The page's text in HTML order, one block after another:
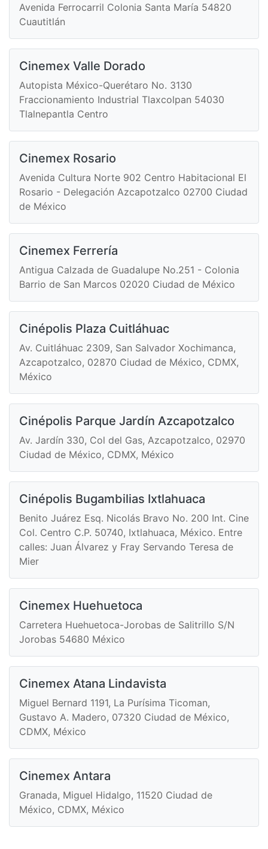
Avenida Ferrocarril Colonia Santa María 54820
Cuautitlán
Cinemex Valle Dorado
Autopista México-Querétaro No. 3130
Fraccionamiento Industrial Tlaxcolpan 54030
Tlalnepantla Centro
Cinemex Rosario
Avenida Cultura Norte 902 Centro Habitacional El
Rosario - Delegación Azcapotzalco 02700 Ciudad
de México
Cinemex Ferrería
Antigua Calzada de Guadalupe No.251 - Colonia
Barrio de San Marcos 02020 Ciudad de México
Cinépolis Plaza Cuitláhuac
Av. Cuitláhuac 2309, San Salvador Xochimanca,
Azcapotzalco, 02870 Ciudad de México, CDMX,
México
Cinépolis Parque Jardín Azcapotzalco
Av. Jardín 330, Col del Gas, Azcapotzalco, 02970
Ciudad de México, CDMX, México
Cinépolis Bugambilias Ixtlahuaca
Benito Juárez Esq. Nicolás Bravo No. 200 Int. Cine
Col. Centro C.P. 50740, Ixtlahuaca, México. Entre
calles: Juan Álvarez y Fray Servando Teresa de
Mier
Cinemex Huehuetoca
Carretera Huehuetoca-Jorobas de Salitrillo S/N
Jorobas 54680 México
Cinemex Atana Lindavista
Miguel Bernard 1191, La Purísima Ticoman,
Gustavo A. Madero, 07320 Ciudad de México,
CDMX, México
Cinemex Antara
Granada, Miguel Hidalgo, 11520 Ciudad de
México, CDMX, México